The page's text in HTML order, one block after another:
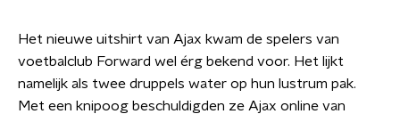
Het nieuwe uitshirt van Ajax kwam de spelers van
voetbalclub Forward wel érg bekend voor. Het lijkt
namelijk als twee druppels water op hun lustrum pak.
Met een knipoog beschuldigden ze Ajax online van